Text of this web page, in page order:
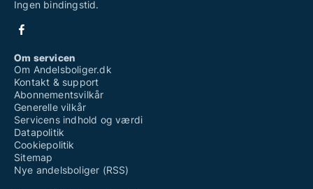
Ingen bindingstid.
Om servicen
Om Andelsboliger.dk
Kontakt & support
Abonnementsvilkår
Generelle vilkår
Servicens indhold og værdi
Datapolitik
Cookiepolitik
Sitemap
Nye andelsboliger (RSS)